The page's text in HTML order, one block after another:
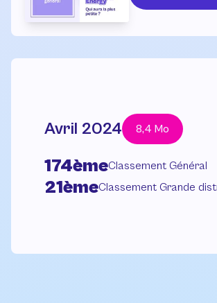
Avril 2024 8,4 Mo
174èmeClassement Général
21èmeClassement Grande